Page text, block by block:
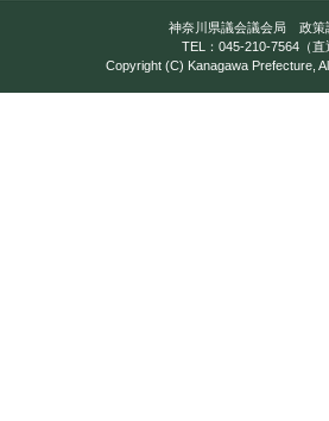
神奈川県議会議会局 政策
TEL：045-210-7564（直
Copyright (C) Kanagawa Prefecture,